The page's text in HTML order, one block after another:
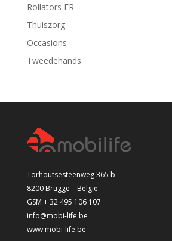
Rollators FR
Thuiszorg
Occasions
Tweedehands
Torhoutsesteenweg 365 b
8200 Brugge – België
GSM + 32 495 106 107
info@mobi-life.be
www.mobi-life.be